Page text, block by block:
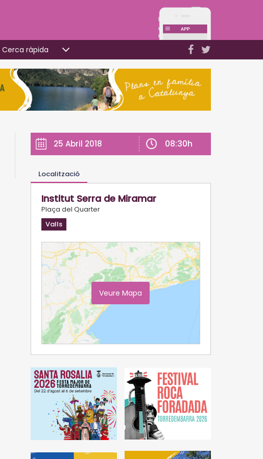
Cerca ràpida
25 Abril 2018 08:30h
Localització
Institut Serra de Miramar
Plaça del Quarter
Valls
Veure Mapa